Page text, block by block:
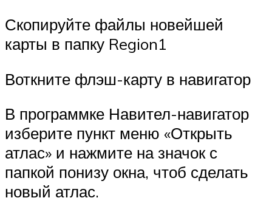
Скопируйте файлы новейшей
карты в папку Region1
Воткните флэш-карту в навигатор
В программке Навител-навигатор
изберите пункт меню «Открыть
атлас» и нажмите на значок с
папкой понизу окна, чтоб сделать
новый атлас.